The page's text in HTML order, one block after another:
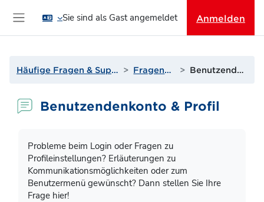
Sie sind als Gast angemeldet Anmelden
Häufige Fragen & Support zur Lernplattform Fragen? Antworten! Benutzendenkonto & Profil
Benutzendenkonto & Profil
Probleme beim Login oder Fragen zu
Profileinstellungen? Erläuterungen zu
Kommunikationsmöglichkeiten oder zum
Benutzermenü gewünscht? Dann stellen Sie Ihre
Frage hier!